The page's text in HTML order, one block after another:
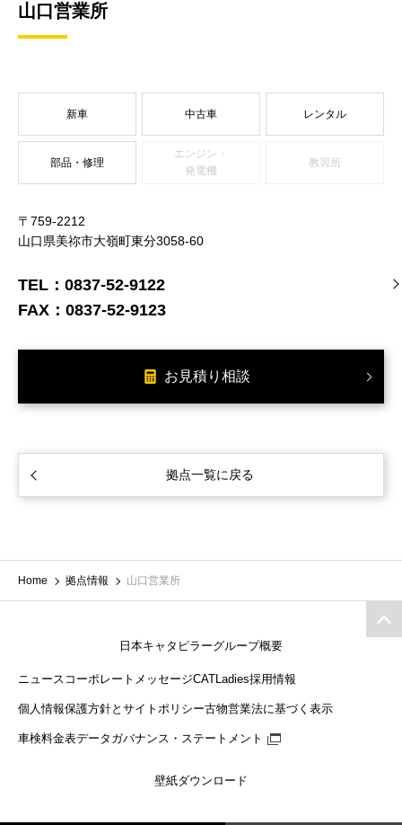
山口営業所
新車 中古車 レンタル
部品・修理
エンジン・
発電機
教習所
〒759-2212
山口県美祢市大嶺町東分3058-60
TEL： 0837-52-9122
FAX： 0837-52-9123
お見積り相談
拠点一覧に戻る
Home 拠点情報 山口営業所
日本キャタピラーグループ概要
ニュース コーポレートメッセージCATLadies採用情報
個人情報保護方針とサイトポリシー古物営業法に基づく表示
車検料金表データガバナンス・ステートメント
壁紙ダウンロード